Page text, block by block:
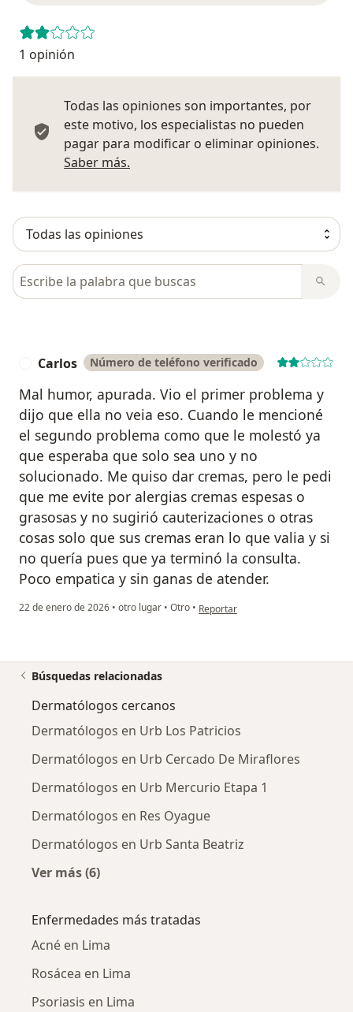
1 opinión
Todas las opiniones son importantes, por
este motivo, los especialistas no pueden
pagar para modificar o eliminar opiniones.
Saber más.
Busca en opiniones
Carlos Número de teléfono verificado
Mal humor, apurada. Vio el primer problema y
dijo que ella no veia eso. Cuando le mencioné
el segundo problema como que le molestó ya
que esperaba que solo sea uno y no
solucionado. Me quiso dar cremas, pero le pedi
que me evite por alergias cremas espesas o
grasosas y no sugirió cauterizaciones o otras
cosas solo que sus cremas eran lo que valia y si
no quería pues que ya terminó la consulta.
Poco empatica y sin ganas de atender.
22 de enero de 2026 • otro lugar • Otro • en opinión del usuario Carlos
Reportar
Búsquedas relacionadas
Dermatólogos cercanos
Dermatólogos en Urb Los Patricios
Dermatólogos en Urb Cercado De Miraflores
Dermatólogos en Urb Mercurio Etapa 1
Dermatólogos en Res Oyague
Dermatólogos en Urb Santa Beatriz
Ver más (6)
Enfermedades más tratadas
Acné en Lima
Rosácea en Lima
Psoriasis en Lima